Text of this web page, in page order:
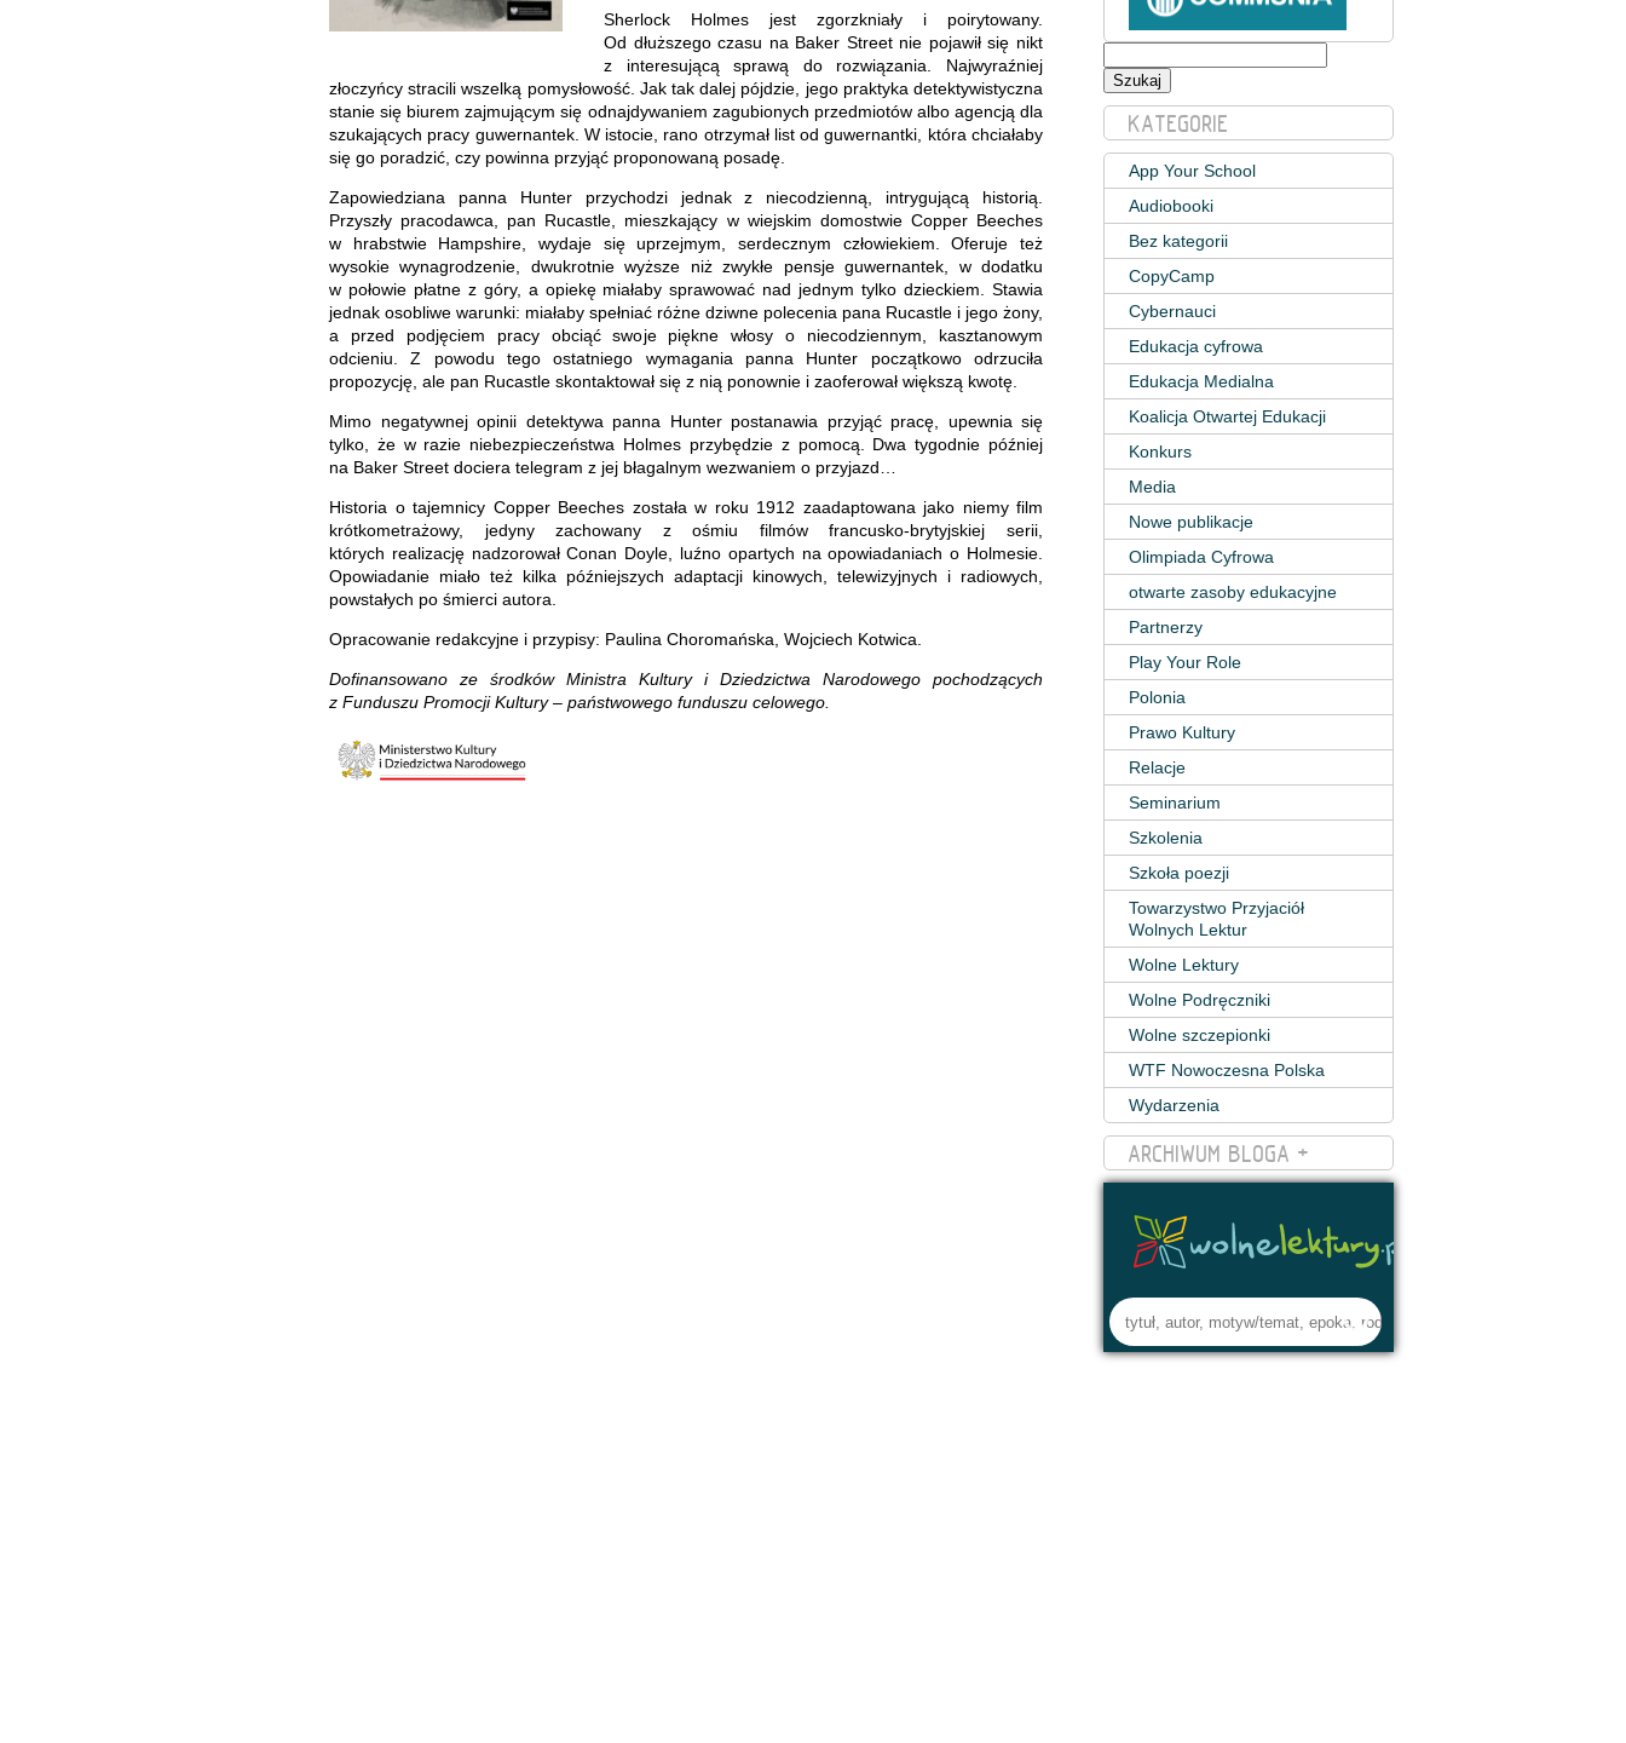
Sherlock Holmes jest zgorzkniały i poirytowany.
Od dłuższego czasu na Baker Street nie pojawił się nikt
z interesującą sprawą do rozwiązania. Najwyraźniej
złoczyńcy stracili wszelką pomysłowość. Jak tak dalej pójdzie, jego praktyka detektywistyczna
stanie się biurem zajmującym się odnajdywaniem zagubionych przedmiotów albo agencją dla
szukających pracy guwernantek. W istocie, rano otrzymał list od guwernantki, która chciałaby
się go poradzić, czy powinna przyjąć proponowaną posadę.
Zapowiedziana panna Hunter przychodzi jednak z niecodzienną, intrygującą historią.
Przyszły pracodawca, pan Rucastle, mieszkający w wiejskim domostwie Copper Beeches
w hrabstwie Hampshire, wydaje się uprzejmym, serdecznym człowiekiem. Oferuje też
wysokie wynagrodzenie, dwukrotnie wyższe niż zwykłe pensje guwernantek, w dodatku
w połowie płatne z góry, a opiekę miałaby sprawować nad jednym tylko dzieckiem. Stawia
jednak osobliwe warunki: miałaby spełniać różne dziwne polecenia pana Rucastle i jego żony,
a przed podjęciem pracy obciąć swoje piękne włosy o niecodziennym, kasztanowym
odcieniu. Z powodu tego ostatniego wymagania panna Hunter początkowo odrzuciła
propozycję, ale pan Rucastle skontaktował się z nią ponownie i zaoferował większą kwotę.
Mimo negatywnej opinii detektywa panna Hunter postanawia przyjąć pracę, upewnia się
tylko, że w razie niebezpieczeństwa Holmes przybędzie z pomocą. Dwa tygodnie później
na Baker Street dociera telegram z jej błagalnym wezwaniem o przyjazd…
Historia o tajemnicy Copper Beeches została w roku 1912 zaadaptowana jako niemy film
krótkometrażowy, jedyny zachowany z ośmiu filmów francusko-brytyjskiej serii,
których realizację nadzorował Conan Doyle, luźno opartych na opowiadaniach o Holmesie.
Opowiadanie miało też kilka późniejszych adaptacji kinowych, telewizyjnych i radiowych,
powstałych po śmierci autora.
Opracowanie redakcyjne i przypisy: Paulina Choromańska, Wojciech Kotwica.
Dofinansowano ze środków Ministra Kultury i Dziedzictwa Narodowego pochodzących
z Funduszu Promocji Kultury – państwowego funduszu celowego.
KATEGORIE
App Your School
Audiobooki
Bez kategorii
CopyCamp
Cybernauci
Edukacja cyfrowa
Edukacja Medialna
Koalicja Otwartej Edukacji
Konkurs
Media
Nowe publikacje
Olimpiada Cyfrowa
otwarte zasoby edukacyjne
Partnerzy
Play Your Role
Polonia
Prawo Kultury
Relacje
Seminarium
Szkolenia
Szkoła poezji
Towarzystwo Przyjaciół
Wolnych Lektur
Wolne Lektury
Wolne Podręczniki
Wolne szczepionki
WTF Nowoczesna Polska
Wydarzenia
ARCHIWUM BLOGA +